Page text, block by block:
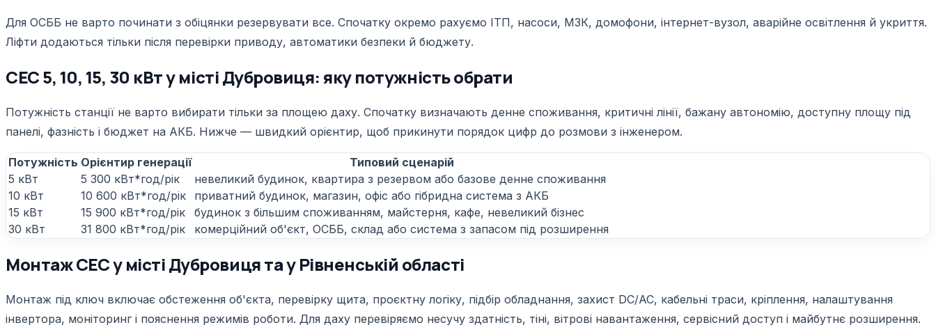
Для ОСББ не варто починати з обіцянки резервувати все. Спочатку окремо рахуємо ІТП, насоси, МЗК, домофони, інтернет-вузол, аварійне освітлення й укриття.
Ліфти додаються тільки після перевірки приводу, автоматики безпеки й бюджету.
СЕС 5, 10, 15, 30 кВт у місті Дубровиця: яку потужність обрати
Потужність станції не варто вибирати тільки за площею даху. Спочатку визначають денне споживання, критичні лінії, бажану автономію, доступну площу під
панелі, фазність і бюджет на АКБ. Нижче — швидкий орієнтир, щоб прикинути порядок цифр до розмови з інженером.
Потужність Орієнтир генерації
Типовий сценарій
5 кВт
5 300 кВт*год/рік
невеликий будинок, квартира з резервом або базове денне споживання
10 кВт
10 600 кВт*год/рік
приватний будинок, магазин, офіс або гібридна система з АКБ
15 кВт
15 900 кВт*год/рік
будинок з більшим споживанням, майстерня, кафе, невеликий бізнес
30 кВт
31 800 кВт*год/рік комерційний об'єкт, ОСББ, склад або система з запасом під розширення
Монтаж СЕС у місті Дубровиця та у Рівненській області
Монтаж під ключ включає обстеження об'єкта, перевірку щита, проєктну логіку, підбір обладнання, захист DC/AC, кабельні траси, кріплення, налаштування
інвертора, моніторинг і пояснення режимів роботи. Для даху перевіряємо несучу здатність, тіні, вітрові навантаження, сервісний доступ і майбутнє розширення.